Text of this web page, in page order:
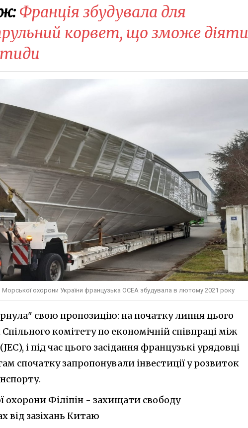
Франція збудувала для
корвет, що зможе діяти
охорони України французька ОСЕА збудувала в лютому 2021 року
свою пропозицію: на початку липня цього
Спільного комітету по економічній співпраці між
і під час цього засідання французькі урядовці
спочатку запропонували інвестиції у розвиток